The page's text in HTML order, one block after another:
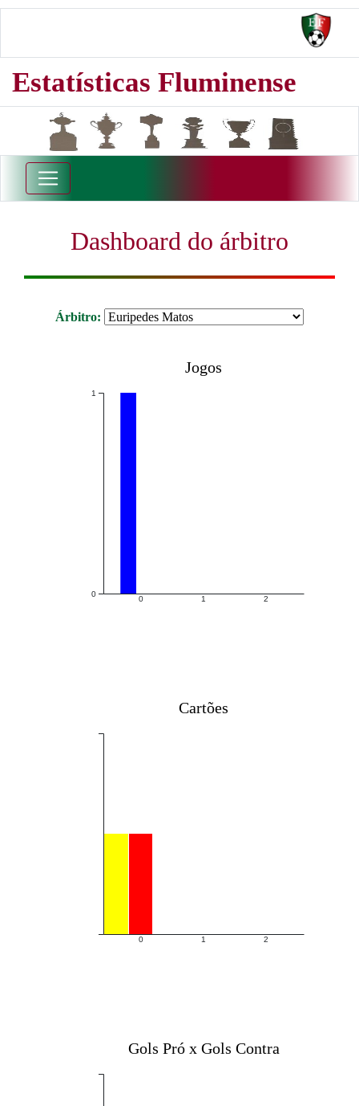
Estatísticas Fluminense
Dashboard do árbitro
Árbitro:
0 1 2
0
1
Jogos
0 1 2
Cartões
Gols Pró x Gols Contra